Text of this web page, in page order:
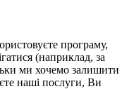
програму,
(наприклад, за
ми хочемо залишити
наші послуги, Ви